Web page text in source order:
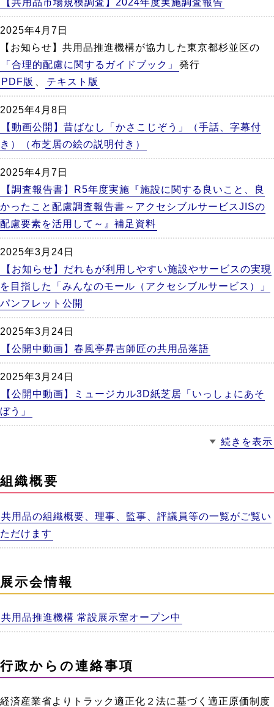
2025年4月7日
【お知らせ】共用品推進機構が協力した東京都杉並区の
「合理的配慮に関するガイドブック」
発行
PDF版
テキスト版
2025年4月8日
【動画公開】昔ばなし「かさこじぞう」（手話、字幕付
き）（布芝居の絵の説明付き）
2025年4月7日
【調査報告書】R5年度実施『施設に関する良いこと、良
かったこと配慮調査報告書～アクセシブルサービスJISの
配慮要素を活用して～』補足資料
2025年3月24日
【お知らせ】だれもが利用しやすい施設やサービスの実現
を目指した「みんなのモール（アクセシブルサービス）」
パンフレット公開
2025年3月24日
【公開中動画】春風亭昇吉師匠の共用品落語
2025年3月24日
【公開中動画】ミュージカル3D紙芝居「いっしょにあそ
ぼう」
続きを表示
組織概要
共用品の組織概要、理事、監事、評議員等の一覧がご覧い
ただけます
展示会情報
共用品推進機構 常設展示室オープン中
行政からの連絡事項
経済産業省よりトラック適正化２法に基づく適正原価制度